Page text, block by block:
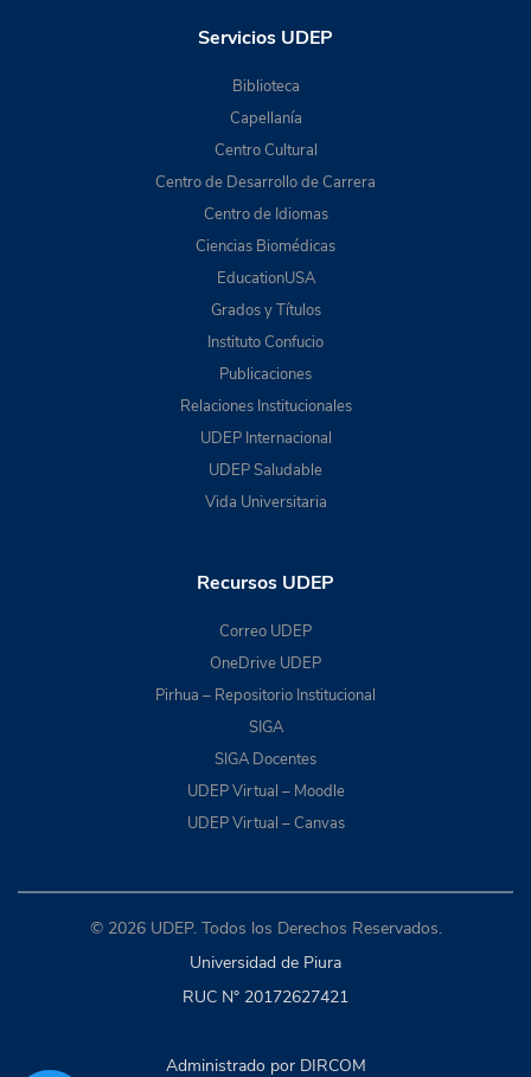
Servicios UDEP
Biblioteca
Capellanía
Centro Cultural
Centro de Desarrollo de Carrera
Centro de Idiomas
Ciencias Biomédicas
EducationUSA
Grados y Títulos
Instituto Confucio
Publicaciones
Relaciones Institucionales
UDEP Internacional
UDEP Saludable
Vida Universitaria
Recursos UDEP
Correo UDEP
OneDrive UDEP
Pirhua – Repositorio Institucional
SIGA
SIGA Docentes
UDEP Virtual – Moodle
UDEP Virtual – Canvas
© 2026 UDEP. Todos los Derechos Reservados.
Universidad de Piura
RUC N° 20172627421
Administrado por DIRCOM